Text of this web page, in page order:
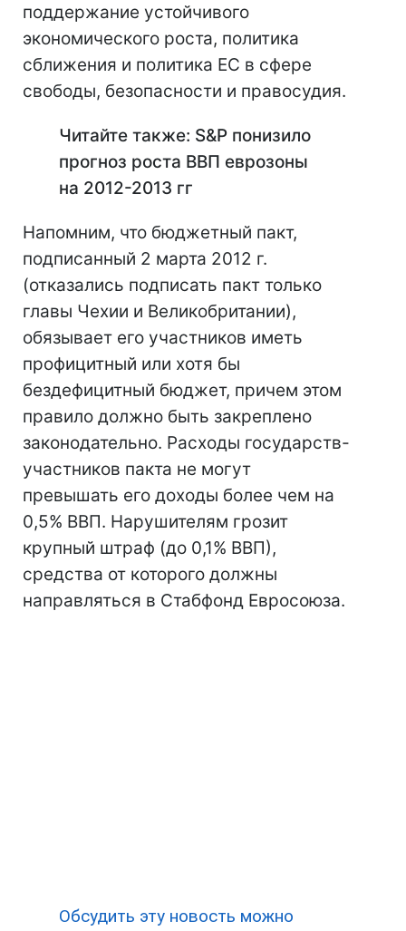
поддержание устойчивого
экономического роста, политика
сближения и политика ЕС в сфере
свободы, безопасности и правосудия.
Читайте также: S&P понизило
прогноз роста ВВП еврозоны
на 2012-2013 гг
Напомним, что бюджетный пакт,
подписанный 2 марта 2012 г.
(отказались подписать пакт только
главы Чехии и Великобритании),
обязывает его участников иметь
профицитный или хотя бы
бездефицитный бюджет, причем этом
правило должно быть закреплено
законодательно. Расходы государств-
участников пакта не могут
превышать его доходы более чем на
0,5% ВВП. Нарушителям грозит
крупный штраф (до 0,1% ВВП),
средства от которого должны
направляться в Стабфонд Евросоюза.
Обсудить эту новость можно